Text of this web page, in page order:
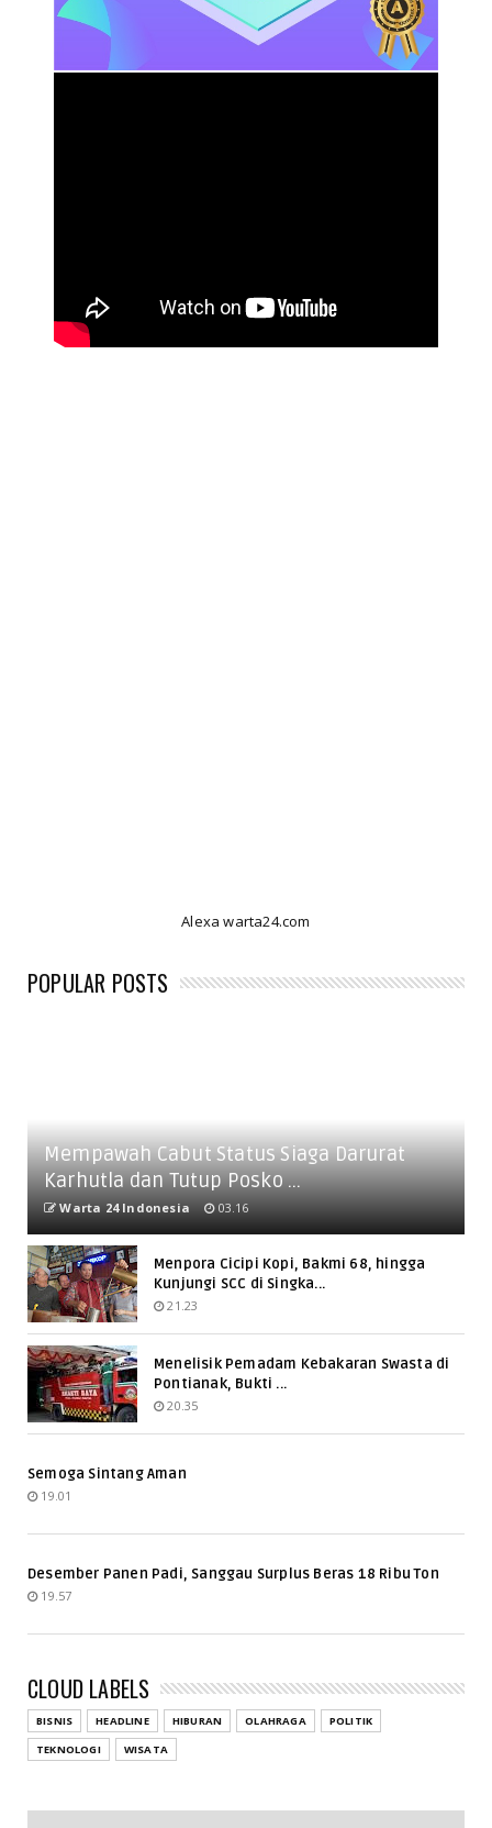
Alexa warta24.com
POPULAR POSTS
Mempawah Cabut Status Siaga Darurat
Karhutla dan Tutup Posko ...
Warta 24 Indonesia 03.16
Menpora Cicipi Kopi, Bakmi 68, hingga
Kunjungi SCC di Singka...
21.23
Menelisik Pemadam Kebakaran Swasta di
Pontianak, Bukti ...
20.35
Semoga Sintang Aman
19.01
Desember Panen Padi, Sanggau Surplus Beras 18 Ribu Ton
19.57
CLOUD LABELS
BISNIS HEADLINE HIBURAN OLAHRAGA
POLITIK
TEKNOLOGI
WISATA